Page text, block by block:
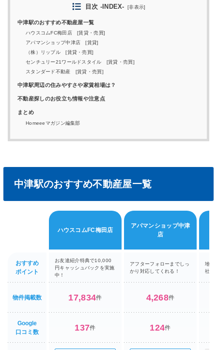
目次 -INDEX- [非表示]
中津駅のおすすめ不動産屋一覧
ハウスコムFC梅田店 [賃貸・売買]
アパマンショップ中津店 [賃貸]
（株）リップル [賃貸・売買]
センチュリー21ワールドスタイル [賃貸・売買]
スタンダード不動産 [賃貸・売買]
中津駅周辺の住みやすさや家賃相場は？
不動産探しのお役立ち情報や注意点
まとめ
Homeeeマガジン編集部
中津駅のおすすめ不動産屋一覧
ハウスコムFC梅田店
アパマンショップ中津
店
おすすめ
ポイント
物件掲載数
Google
口コミ数
お友達紹介特典で10,000
円キャッシュバックを実施
中！
17,834件
137件
アフターフォローまでしっ
かり対応してくれる！
4,268件
124件
地域
社！